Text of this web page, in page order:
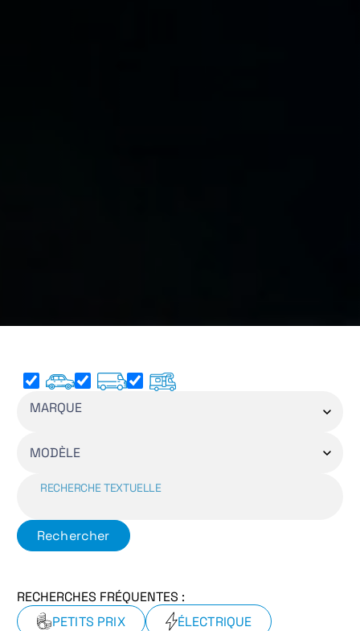
MARQUE
MODÈLE
RECHERCHE TEXTUELLE
Rechercher
RECHERCHES FRÉQUENTES :
PETITS PRIX
ÉLECTRIQUE